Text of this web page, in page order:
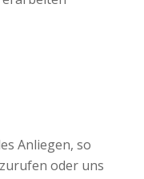
Anliegen, so
oder uns